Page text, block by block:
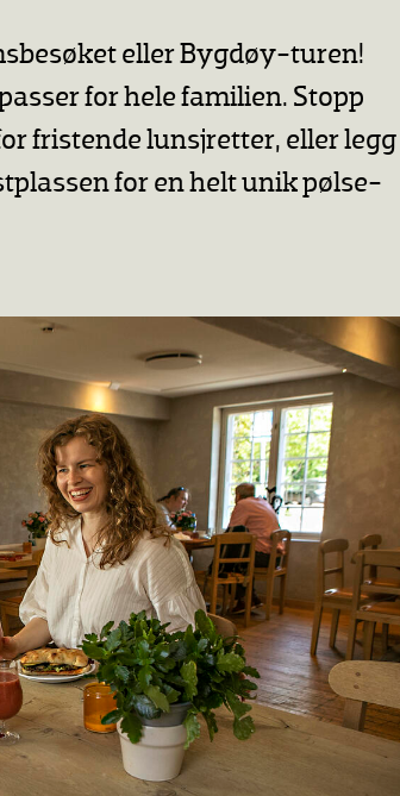
eller Bygdøy-turen!
for hele familien. Stopp
fristende lunsjretter, eller legg
for en helt unik pølse-